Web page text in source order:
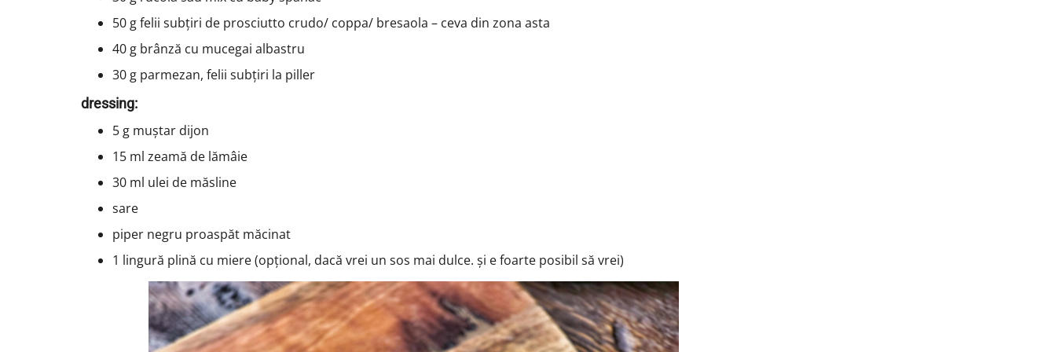
50 g felii subțiri de prosciutto crudo/ coppa/ bresaola – ceva din zona asta
40 g brânză cu mucegai albastru
30 g parmezan, felii subțiri la piller
dressing:
5 g muștar dijon
15 ml zeamă de lămâie
30 ml ulei de măsline
sare
piper negru proaspăt măcinat
1 lingură plină cu miere (opțional, dacă vrei un sos mai dulce. și e foarte posibil să vrei)